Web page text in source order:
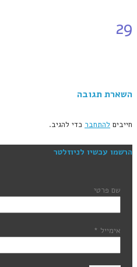
29
השארת תגובה
חייבים להתחבר כדי להגיב.
הרשמו עכשיו לניוזלטר
שם פרטי
אימייל *